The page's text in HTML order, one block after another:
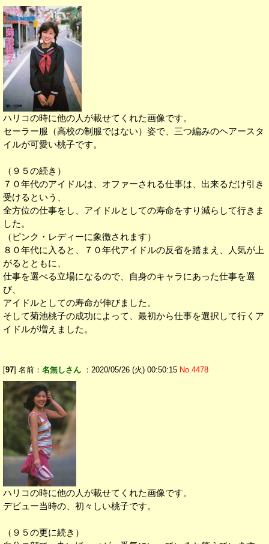
ハリコの時に他の人が載せてくれた画像です。
セーラー服（高校の制服ではない）姿で、三つ編みのヘアースタ
イルが可愛い桃子です。
（９５の続き）
７０年代のアイドルは、オファーされる仕事は、出来るだけ引き
受けるという、
全方位の仕事をし、アイドルとしての寿命をすり減らして行きま
した。
（ピンク・レディーに象徴されます）
８０年代に入ると、７０年代アイドルの反省を踏まえ、人気が上
がるとともに、
仕事を選べる立場になるので、自身のキャラにあった仕事を選
び、
アイドルとしての寿命が伸びました。
そして菊池桃子の成功によって、最初から仕事を選択して行くア
イドルが増えました。
[97] 名前： 名無しさん ：2020/05/26 (火) 00:50:15 No.4478
ハリコの時に他の人が載せてくれた画像です。
デビュー当時の、初々しい桃子です。
（９５の更に続き）